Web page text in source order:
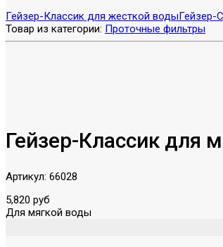
Гейзер-Классик для жесткой водыГейзер-
Товар из категории: Проточные фильтры
Гейзер-Классик для
Артикул: 66028
5,820 руб
Для мягкой воды